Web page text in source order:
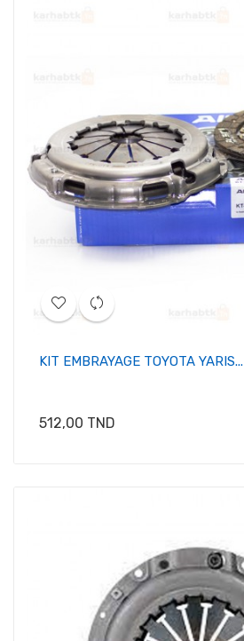
KIT EMBRAYAGE TOYOTA YARIS...
Prix
512,00 TND